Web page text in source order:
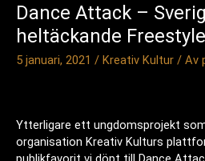
Dance Attack –
heltäckande
5 januari, 2021 / Kreativ Kultur / Av
Ytterligare ett ungdomsprojekt
organisation Kreativ Kulturs